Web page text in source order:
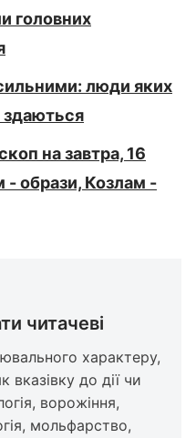
головних
люди яких
здаються
на завтра, 16
- образи, Козлам -
читачеві
характеру,
вказівку до дії чи
ворожіння,
мольфарство,